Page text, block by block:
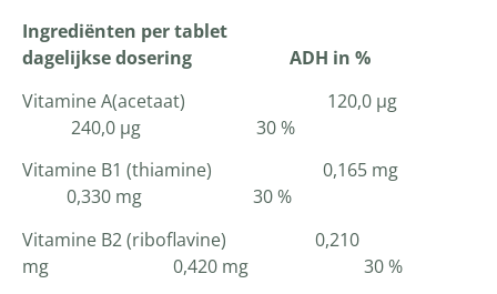
Ingrediënten per tablet
dagelijkse dosering ADH in %
Vitamine A(acetaat) 120,0 µg
240,0 µg 30 %
Vitamine B1 (thiamine) 0,165 mg
0,330 mg 30 %
Vitamine B2 (riboflavine) 0,210
mg 0,420 mg 30 %